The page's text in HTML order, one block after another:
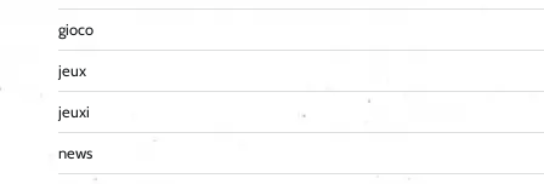
gioco
jeux
jeuxi
news